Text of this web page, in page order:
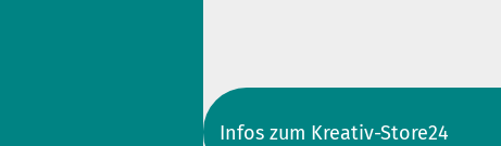
Infos zum Kreativ-Store24